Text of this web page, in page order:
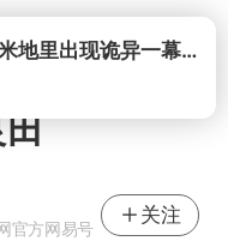
打开西平命案8天未破，玉米地里出现诡异一幕，我突然想起了欧金中
官方网易号
关注